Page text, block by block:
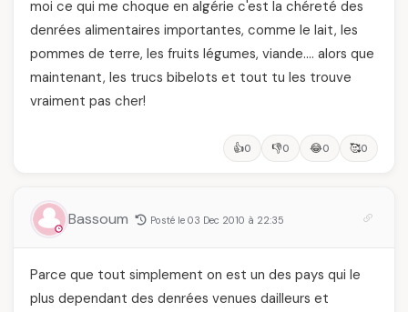
moi ce qui me choque en algérie c'est la chéreté des
denrées alimentaires importantes, comme le lait, les
pommes de terre, les fruits légumes, viande…. alors que
maintenant, les trucs bibelots et tout tu les trouve
vraiment pas cher!
👍0 👎0 😂0 🥰0
Bassoum Posté le 03 Dec 2010 à 22:35
Parce que tout simplement on est un des pays qui le
plus dependant des denrées venues dailleurs et